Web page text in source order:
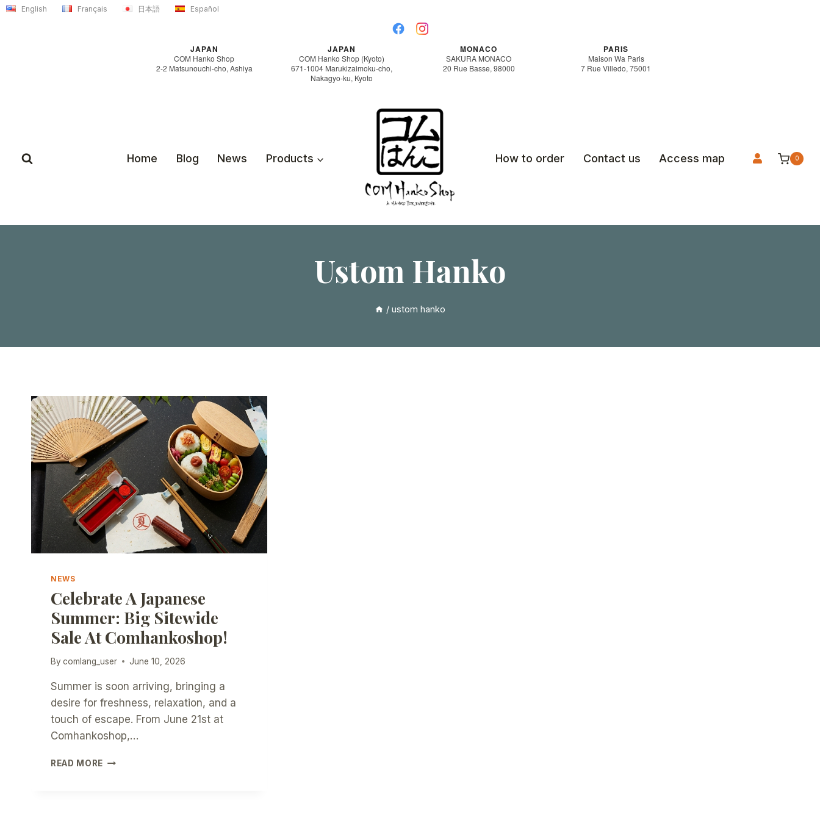
Skip
English Français 日本語 Español
JAPAN
COM Hanko Shop
2-2 Matsunouchi-cho, Ashiya
JAPAN
COM Hanko Shop (Kyoto)
671-1004 Marukizaimoku-cho,
Nakagyo-ku, Kyoto
MONACO
SAKURA MONACO
20 Rue Basse, 98000
PARIS
Maison Wa Paris
7 Rue Villedo, 75001
Home Blog News Products How to order Contact us Access map 0
Ustom Hanko
/ ustom hanko
NEWS
Celebrate A Japanese
Summer: Big Sitewide
Sale At Comhankoshop!
By comlang_user June 10, 2026
Summer is soon arriving, bringing a
desire for freshness, relaxation, and a
touch of escape. From June 21st at
Comhankoshop,…
READ MORE CELEBRATE